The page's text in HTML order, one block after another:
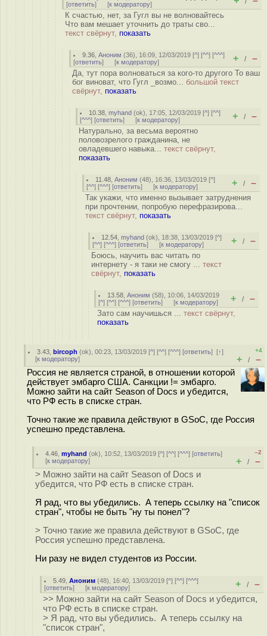
[ответить] [к модератору]
К счастью, нет, за Гугл вы не волновайтесь
Что вам мешает уточнить до траты сво...
текст свёрнут, показать
9.36 ,Аноним (36), 16:09, 12/03/2019 [^] [^^] [^^^]
[ответить] [к модератору] + / –
Да, тут пора волноваться за кого-то другого То ваш
бог виноват, что Гугл _возмо... большой текст
свёрнут, показать
10.38 ,myhand (ok), 17:05, 12/03/2019 [^] [^^]
[^^^] [ответить] [к модератору] + / –
Натурально, за весьма вероятно
половозрелого гражданина, не
овладевшего навыка... текст свёрнут,
показать
11.48 ,Аноним (48), 16:36, 13/03/2019 [^]
[^^] [^^^] [ответить] [к модератору] + / –
Так укажи, что именно вызывает затруднения
при прочтении, попробую перефразирова...
текст свёрнут, показать
12.54 ,myhand (ok), 18:38, 13/03/2019 [^]
[^^] [^^^] [ответить] [к модератору] + / –
Боюсь, научить вас читать по
интернету - я таки не смогу ... текст
свёрнут, показать
13.58 ,Аноним (58), 10:06, 14/03/2019
[^] [^^] [^^^] [ответить] [к модератору] + / –
Зато сам научишься ... текст свёрнут,
показать
3.43 ,bircoph (ok), 00:23, 13/03/2019 [^] [^^] [^^^] [ответить][↑]
[к модератору]
+4
+ / –
Россия не является страной, в отношении которой
действует эмбарго США. Санкции != эмбарго.
Можно зайти на сайт Season of Docs и убедится,
что РФ есть в списке стран.
Точно такие же правила действуют в GSoC, где Россия
успешно представлена.
4.46 ,myhand (ok), 10:52, 13/03/2019 [^] [^^] [^^^] [ответить]
[к модератору]
–2
+ / –
> Можно зайти на сайт Season of Docs и
убедится, что РФ есть в списке стран.
Я рад, что вы убедились. А теперь ссылку на "список
стран", чтобы не быть "ну ты понел"?
> Точно такие же правила действуют в GSoC, где
Россия успешно представлена.
Ни разу не видел студентов из России.
5.49 ,Аноним (48), 16:40, 13/03/2019 [^] [^^] [^^^]
[ответить] [к модератору] + / –
>> Можно зайти на сайт Season of Docs и убедится,
что РФ есть в списке стран.
> Я рад, что вы убедились. А теперь ссылку на
"список стран",